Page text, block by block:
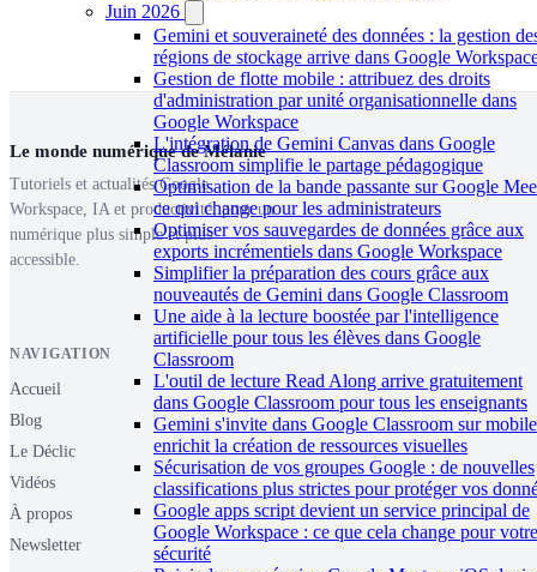
Juin 2026
Gemini et souveraineté des données : la gestion
régions de stockage arrive dans Google
Gestion de flotte mobile : attribuez des droits
d'administration par unité organisationnelle dans
Google Workspace
L'intégration de Gemini Canvas dans Google
Classroom simplifie le partage pédagogique
Optimisation de la bande passante sur Google
ce qui change pour les administrateurs
Optimiser vos sauvegardes de données grâce aux
exports incrémentiels dans Google Workspace
Simplifier la préparation des cours grâce aux
nouveautés de Gemini dans Google Classroom
Une aide à la lecture boostée par l'intelligence
artificielle pour tous les élèves dans Google
Classroom
L'outil de lecture Read Along arrive gratuitement
dans Google Classroom pour tous les enseignants
Gemini s'invite dans Google Classroom sur
enrichit la création de ressources visuelles
Sécurisation de vos groupes Google : de nouvelles
classifications plus strictes pour protéger vos
Google apps script devient un service principal de
Google Workspace : ce que cela change pour votre
sécurité
Le monde numérique de Mélanie
Tutoriels et actualités Google
Workspace, IA et productivité, pour un
numérique plus simple et plus
accessible.
NAVIGATION
Accueil
Blog
Le Déclic
Vidéos
À propos
Newsletter